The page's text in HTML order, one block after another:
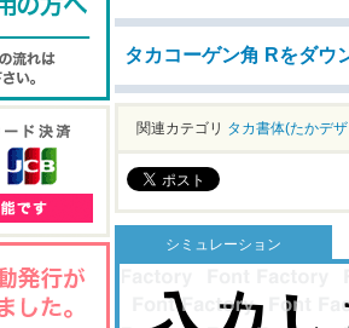
タカコーゲン角 Rをダウ
関連カテゴリ タカ書体(たかデ
シミュレーション